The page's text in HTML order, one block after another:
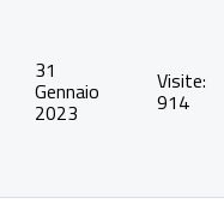
31
Gennaio
2023
Visite:
914